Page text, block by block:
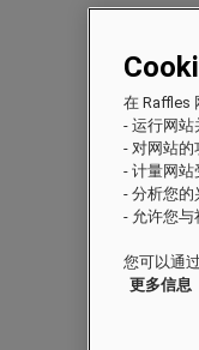
在 Raffles
- 运行网
- 对网站
- 计量网
- 分析您
- 允许您
您可以通
更多信息